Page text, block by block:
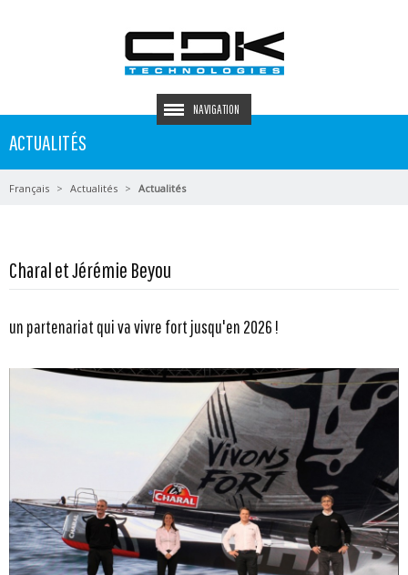
NAVIGATION
ACTUALITÉS
Français Actualités Actualités
Charal et Jérémie Beyou
un partenariat qui va vivre fort jusqu'en 2026 !